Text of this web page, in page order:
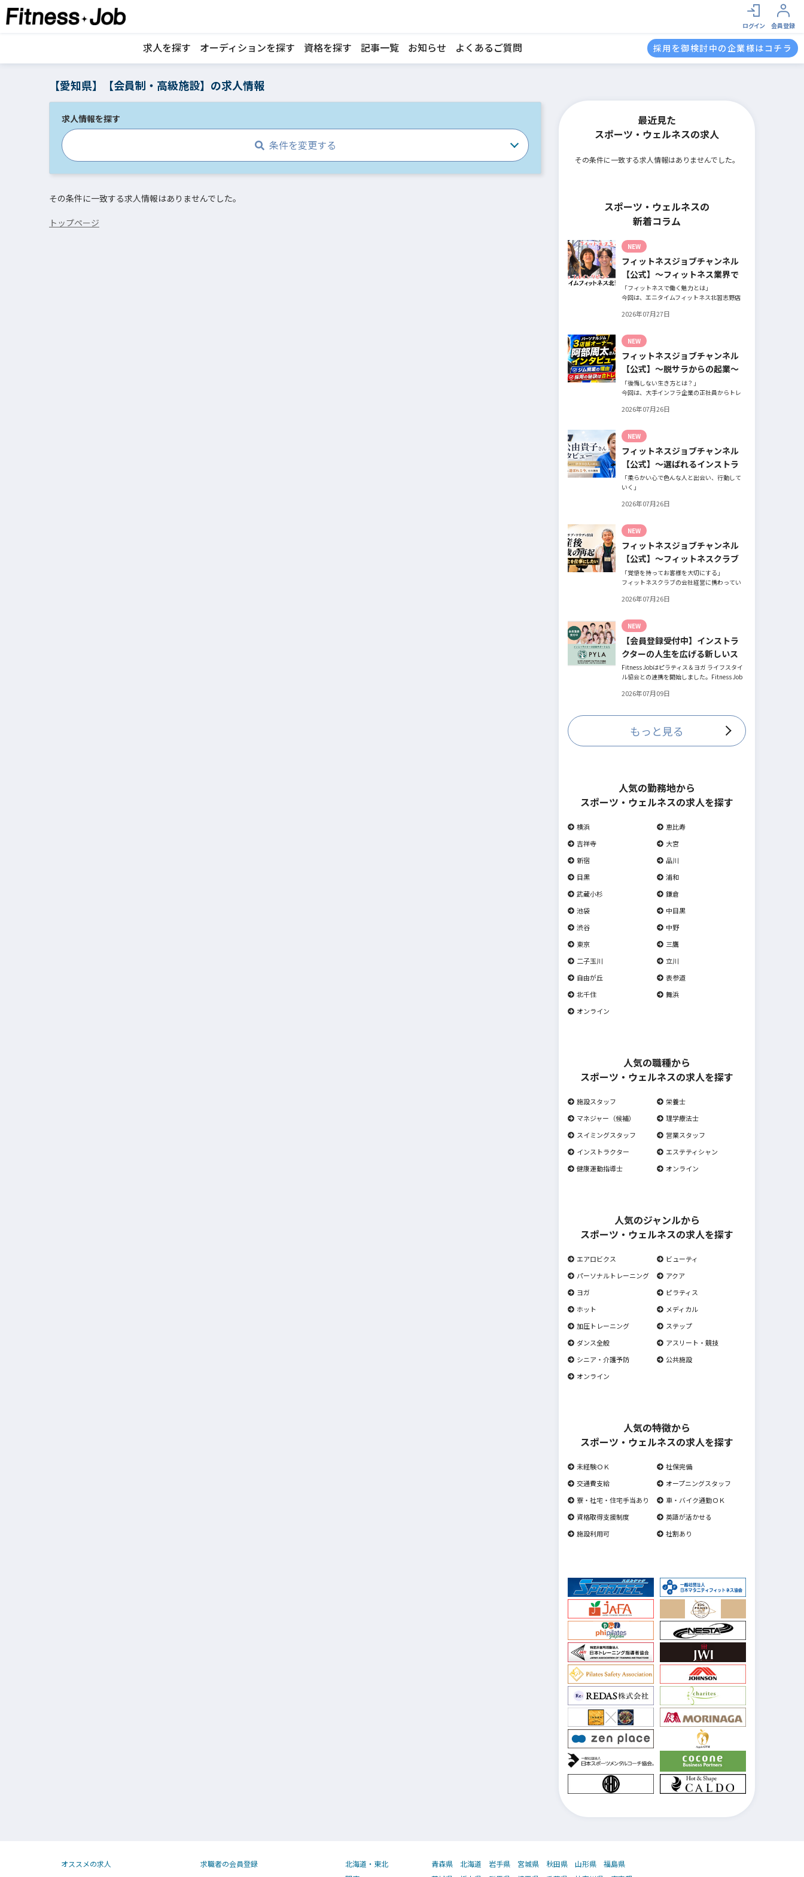
ログイン 会員登録
求人を探す オーディションを探す 資格を探す 記事一覧 お知らせ よくあるご質問 採用を御検討中の企業様はコチラ
【愛知県】【会員制・高級施設】の求人情報
求人情報を探す
条件を変更する
その条件に一致する求人情報はありませんでした。
トップページ
最近見た
スポーツ・ウェルネスの求人
その条件に一致する求人情報はありませんでした。
スポーツ・ウェルネスの
新着コラム
NEW
フィットネスジョブチャンネル
【公式】～フィットネス業界で
働く魅力と採用したい人材～
「フィットネスで働く魅力とは」
今回は、エニタイムフィットネス北習志野店
用」をテーマにフィットネスクラブの魅力に
ッフの採用基準、実際に採用されたスタッフ
の皆様からは働き甲斐や動機、お客様からは
そのスタッフの皆様がつくる施設やフィット
ネスについての魅力を語っていただきまし
た。
2026年07月27日
NEW
フィットネスジョブチャンネル
【公式】～脱サラからの起業～
「後悔しない生き方とは？」
今回は、大手インフラ企業の正社員からトレ
転身された、パーソナルジム「ギフト」代表
今の仕事や環境を変えたい！とお悩みの方、
必見です！
2026年07月26日
NEW
フィットネスジョブチャンネル
【公式】～選ばれるインストラ
クターになるには～
「柔らかい心で色んな人と出会い、行動して
いく」
ったことに挑戦したり、周囲のすすめに素直
そんな風に自分だけでは思いつかないことを
行動に移してきた結果が、今に繋がっている
とお話してくださったヨガ講師の若松由貴子
さん。選ばれるインストラクターになるため
に若松さんが取られた行動とは？
2026年07月26日
NEW
フィットネスジョブチャンネル
【公式】～フィットネスクラブ
役員時代の倒産を経て開業・独
立～
「覚悟を持ってお客様を大切にする」
フィットネスクラブの会社経営に携わってい
それでも尚、同じ業界内で独立し再起を図っ
藤健祐さんにインタビュー。
フィットネスクラブのキャンペーンや違約金
制度はお客様を大切にする仕組みだろう
か！？資金が底をつく恐怖と闘いながらもお
客様との絆を築き上げた秘訣とは？
2026年07月26日
NEW
【会員登録受付中】インストラ
クターの人生を広げる新しいス
テージ
Fitness Jobはピラティス＆ヨガ ライフスタイ
ル協会との連携を開始しました。Fitness Job
の人生を広げる新しいステージとして、同協
2026年07月09日
もっと見る
人気の勤務地から
スポーツ・ウェルネスの求人を探す
横浜
恵比寿
吉祥寺
大宮
新宿
品川
目黒
浦和
武蔵小杉
鎌倉
池袋
中目黒
渋谷
中野
東京
三鷹
二子玉川
立川
自由が丘
表参道
北千住
舞浜
オンライン
人気の職種から
スポーツ・ウェルネスの求人を探す
施設スタッフ
栄養士
マネジャー（候補）
理学療法士
スイミングスタッフ
営業スタッフ
インストラクター
エステティシャン
健康運動指導士
オンライン
人気のジャンルから
スポーツ・ウェルネスの求人を探す
エアロビクス
ビューティ
パーソナルトレーニング
アクア
ヨガ
ピラティス
ホット
メディカル
加圧トレーニング
ステップ
ダンス全般
アスリート・競技
シニア・介護予防
公共施設
オンライン
人気の特徴から
スポーツ・ウェルネスの求人を探す
未経験ＯＫ
社保完備
交通費支給
オープニングスタッフ
寮・社宅・住宅手当あり
車・バイク通勤ＯＫ
資格取得支援制度
英語が活かせる
施設利用可
社割あり
オススメの求人 求職者の会員登録 北海道・東北 青森県 北海道 岩手県 宮城県 秋田県 山形県
福島県